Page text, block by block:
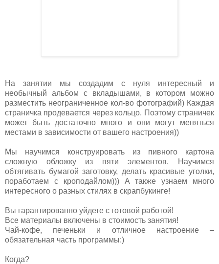
На занятии мы создадим с нуля интересный и
необычный альбом с вкладышами, в котором можно
разместить неограниченное кол-во фотографий) Каждая
страничка продевается через кольцо. Поэтому страничек
может быть достаточно много и они могут меняться
местами в зависимости от вашего настроения))
Мы научимся конструировать из пивного картона
сложную обложку из пяти элементов. Научимся
обтягивать бумагой заготовку, делать красивые уголки,
поработаем с кроподайлом))) А также узнаем много
интересного о разных стилях в скрапбукинге!
Вы гарантированно уйдете с готовой работой!
Все материалы включены в стоимость занятия!
Чай-кофе, печеньки и отличное настроение –
обязательная часть программы:)
Когда?